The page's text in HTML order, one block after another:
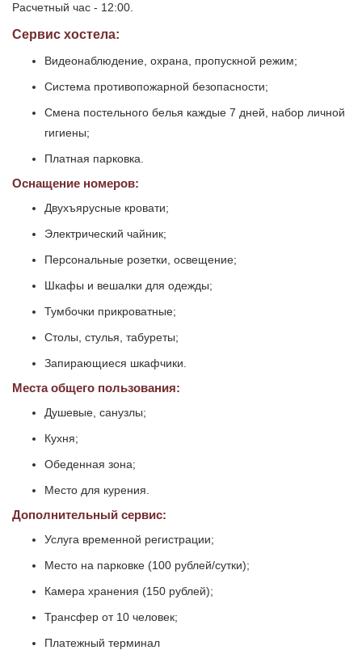
Расчетный час - 12:00.
Сервис хостела:
Видеонаблюдение, охрана, пропускной режим;
Система противопожарной безопасности;
Смена постельного белья каждые 7 дней, набор личной
гигиены;
Платная парковка.
Оснащение номеров:
Двухъярусные кровати;
Электрический чайник;
Персональные розетки, освещение;
Шкафы и вешалки для одежды;
Тумбочки прикроватные;
Столы, стулья, табуреты;
Запирающиеся шкафчики.
Места общего пользования:
Душевые, санузлы;
Кухня;
Обеденная зона;
Место для курения.
Дополнительный сервис:
Услуга временной регистрации;
Место на парковке (100 рублей/сутки);
Камера хранения (150 рублей);
Трансфер от 10 человек;
Платежный терминал